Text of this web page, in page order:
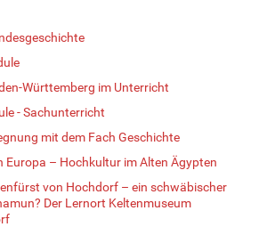
Württemberg im Unterricht
- Sachunterricht
mit dem Fach Geschichte
Europa – Hochkultur im Alten Ägypten
von Hochdorf – ein schwäbischer
Der Lernort Keltenmuseum